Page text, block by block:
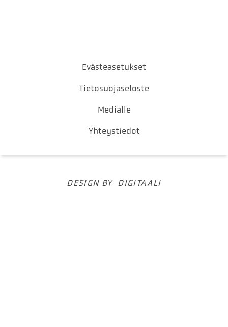
Evästeasetukset
Tietosuojaseloste
Medialle
Yhteystiedot
DESIGN BY DIGITAALI